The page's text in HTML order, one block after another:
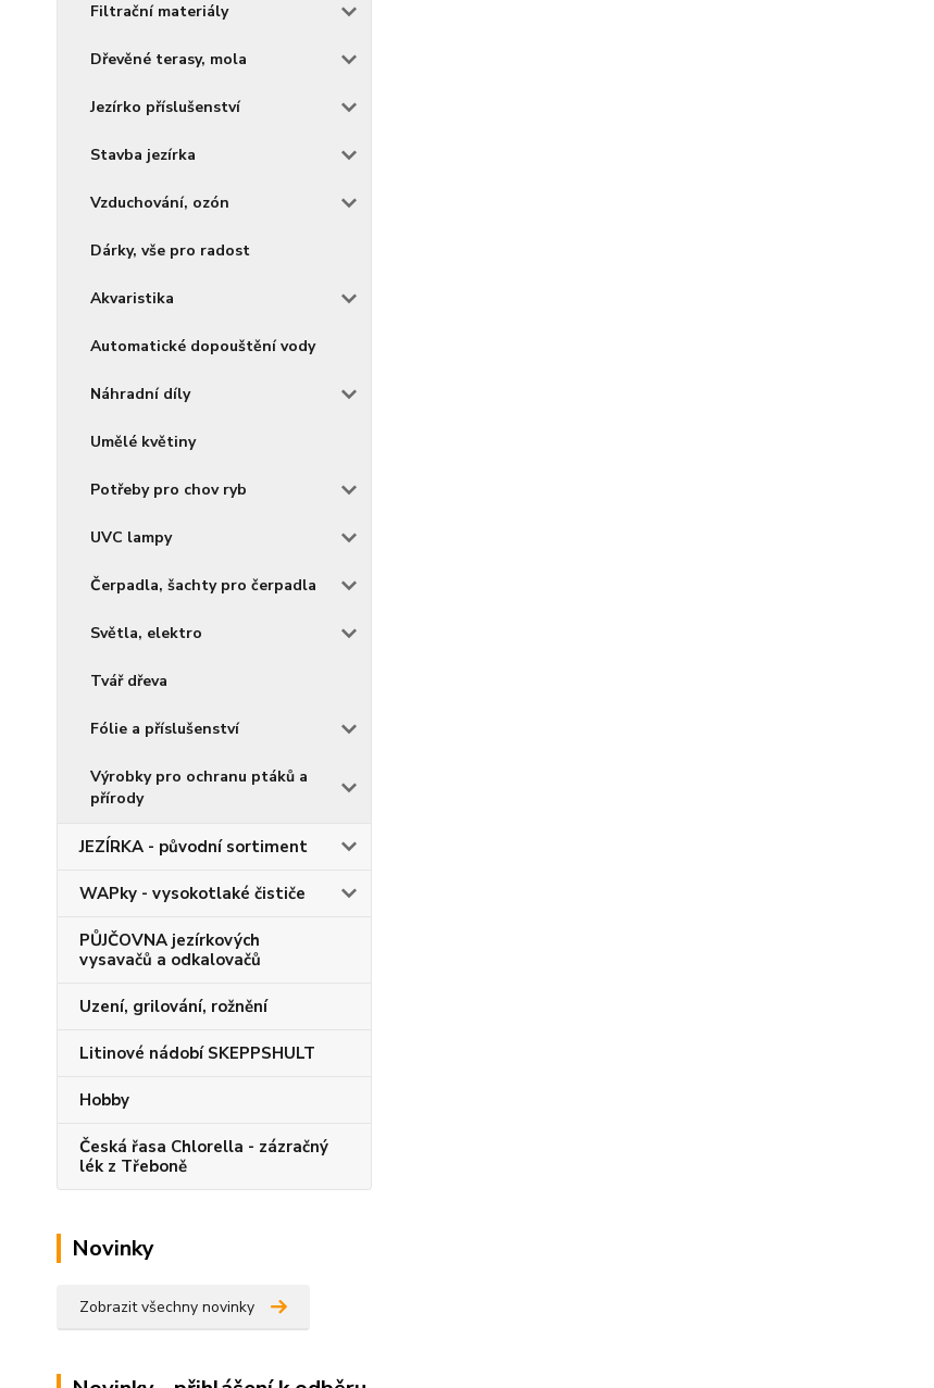
Filtrační materiály
Dřevěné terasy, mola
Jezírko příslušenství
Stavba jezírka
Vzduchování, ozón
Dárky, vše pro radost
Akvaristika
Automatické dopouštění vody
Náhradní díly
Umělé květiny
Potřeby pro chov ryb
UVC lampy
Čerpadla, šachty pro čerpadla
Světla, elektro
Tvář dřeva
Fólie a příslušenství
Výrobky pro ochranu ptáků a
přírody
JEZÍRKA - původní sortiment
WAPky - vysokotlaké čističe
PŮJČOVNA jezírkových
vysavačů a odkalovačů
Uzení, grilování, rožnění
Litinové nádobí SKEPPSHULT
Hobby
Česká řasa Chlorella - zázračný
lék z Třeboně
Novinky
Zobrazit všechny novinky